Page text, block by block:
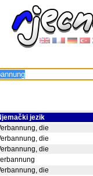
jezik
die
die
die
die